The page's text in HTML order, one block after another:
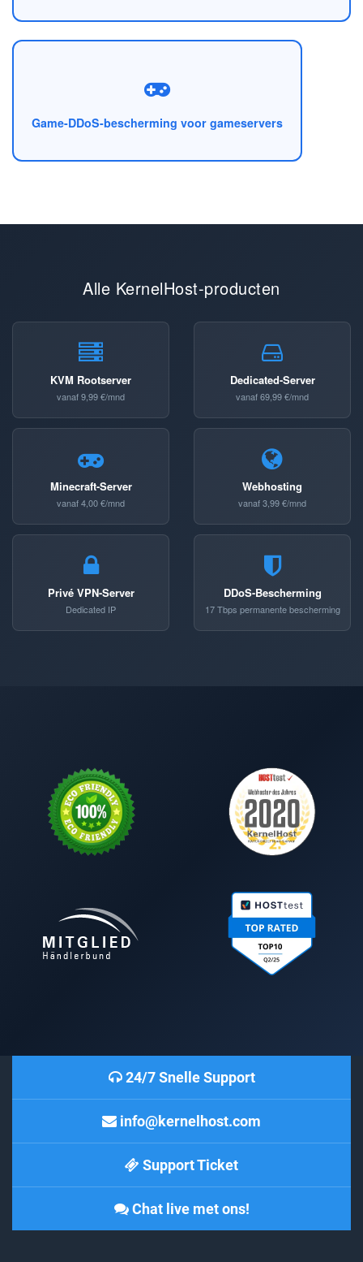
Game-DDoS-bescherming voor gameservers
Alle KernelHost-producten
KVM Rootserver
vanaf 9,99 €/mnd
Dedicated-Server
vanaf 69,99 €/mnd
Minecraft-Server
vanaf 4,00 €/mnd
Webhosting
vanaf 3,99 €/mnd
Privé VPN-Server
Dedicated IP
DDoS-Bescherming
17 Tbps permanente bescherming
24/7 Snelle Support
info@kernelhost.com
Support Ticket
Chat live met ons!